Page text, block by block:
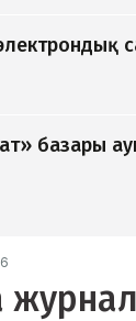
базары